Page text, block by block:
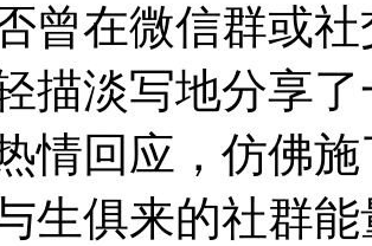
曾在微信群或
描淡写地分享
情回应，仿佛
生俱来的社群